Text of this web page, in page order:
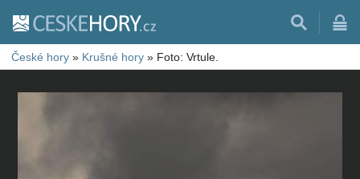
České hory » Krušné hory » Foto: Vrtule.